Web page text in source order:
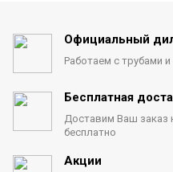
Официальный
Работаем с трубами
Бесплатная
Доставим Ваш заказ
бесплатно
Акции